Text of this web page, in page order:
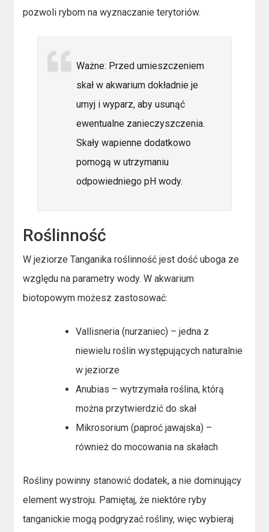
pozwoli rybom na wyznaczanie terytoriów.
Ważne: Przed umieszczeniem
skał w akwarium dokładnie je
umyj i wyparz, aby usunąć
ewentualne zanieczyszczenia.
Skały wapienne dodatkowo
pomogą w utrzymaniu
odpowiedniego pH wody.
Roślinność
W jeziorze Tanganika roślinność jest dość uboga ze
względu na parametry wody. W akwarium
biotopowym możesz zastosować:
Vallisneria (nurzaniec) – jedna z
niewielu roślin występujących naturalnie
w jeziorze
Anubias – wytrzymała roślina, którą
można przytwierdzić do skał
Mikrosorium (paproć jawajska) –
również do mocowania na skałach
Rośliny powinny stanowić dodatek, a nie dominujący
element wystroju. Pamiętaj, że niektóre ryby
tanganickie mogą podgryzać rośliny, więc wybieraj